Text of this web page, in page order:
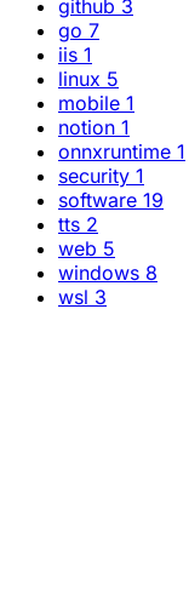
github 3
go 7
iis 1
linux 5
mobile 1
notion 1
onnxruntime 1
security 1
software 19
tts 2
web 5
windows 8
wsl 3